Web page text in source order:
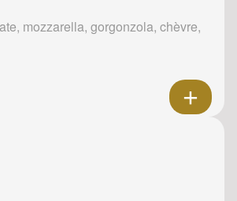
mozzarella, gorgonzola, chèvre,